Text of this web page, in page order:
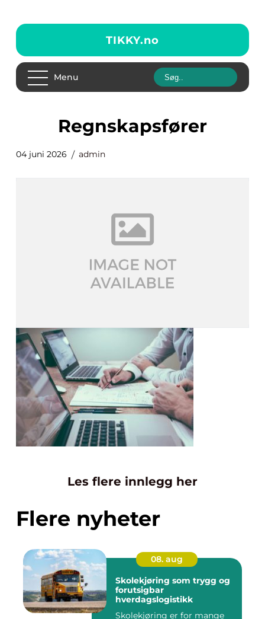
TIKKY.no
Menu
regnskapsfører
04 juni 2026 admin
Les flere innlegg her
Flere nyheter
08. aug
Skolekjøring som trygg og
forutsigbar
hverdagslogistikk
Skolekjøring er for mange